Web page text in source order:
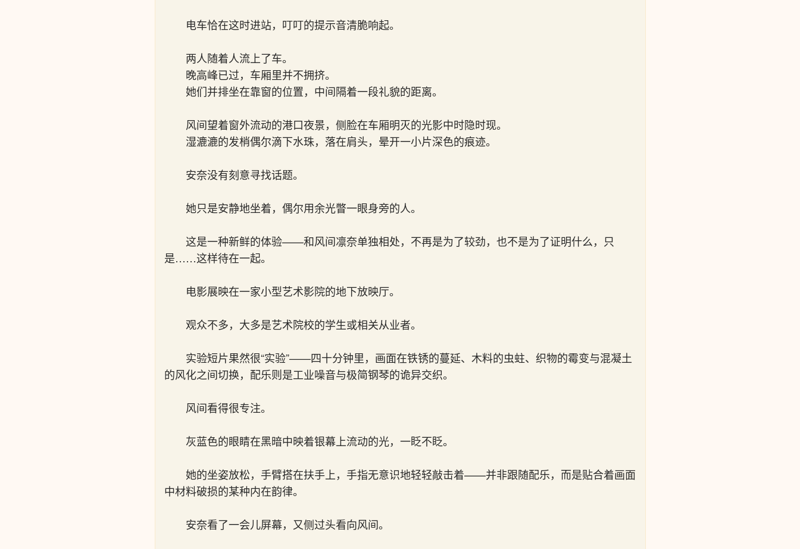
电车恰在这时进站，叮叮的提示音清脆响起。
两人随着人流上了车。
晚高峰已过，车厢里并不拥挤。
她们并排坐在靠窗的位置，中间隔着一段礼貌的距离。
风间望着窗外流动的港口夜景，侧脸在车厢明灭的光影中时隐时现。
湿漉漉的发梢偶尔滴下水珠，落在肩头，晕开一小片深色的痕迹。
安奈没有刻意寻找话题。
她只是安静地坐着，偶尔用余光瞥一眼身旁的人。
这是一种新鲜的体验——和风间凛奈单独相处，不再是为了较劲，也不是为了证明什么，只
是……这样待在一起。
电影展映在一家小型艺术影院的地下放映厅。
观众不多，大多是艺术院校的学生或相关从业者。
实验短片果然很“实验”——四十分钟里，画面在铁锈的蔓延、木料的虫蛀、织物的霉变与混凝土
的风化之间切换，配乐则是工业噪音与极简钢琴的诡异交织。
风间看得很专注。
灰蓝色的眼睛在黑暗中映着银幕上流动的光，一眨不眨。
她的坐姿放松，手臂搭在扶手上，手指无意识地轻轻敲击着——并非跟随配乐，而是贴合着画面
中材料破损的某种内在韵律。
安奈看了一会儿屏幕，又侧过头看向风间。